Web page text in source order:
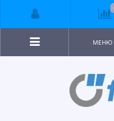
МЕНЮ